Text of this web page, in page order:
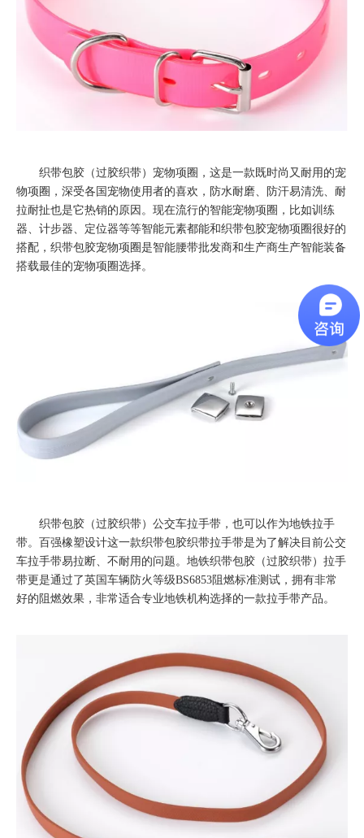
织带包胶（过胶织带）宠物项圈，这是一款既时尚又耐用的宠
物项圈，深受各国宠物使用者的喜欢，防水耐磨、防汗易清洗、耐
拉耐扯也是它热销的原因。现在流行的智能宠物项圈，比如训练
器、计步器、定位器等等智能元素都能和织带包胶宠物项圈很好的
搭配，织带包胶宠物项圈是智能腰带批发商和生产商生产智能装备
搭载最佳的宠物项圈选择。
织带包胶（过胶织带）公交车拉手带，也可以作为地铁拉手
带。百强橡塑设计这一款织带包胶织带拉手带是为了解决目前公交
车拉手带易拉断、不耐用的问题。地铁织带包胶（过胶织带）拉手
带更是通过了英国车辆防火等级BS6853阻燃标准测试，拥有非常
好的阻燃效果，非常适合专业地铁机构选择的一款拉手带产品。